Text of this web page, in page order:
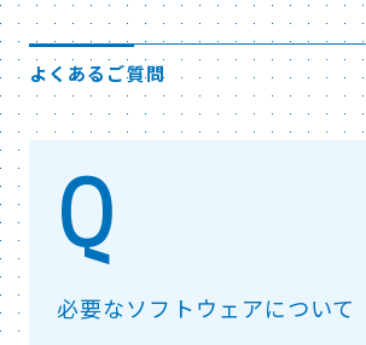
よくあるご質問
必要なソフトウェアについて